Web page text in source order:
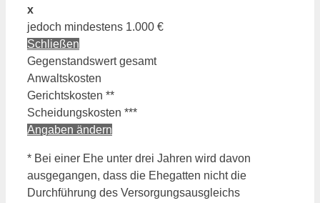
x
jedoch mindestens 1.000 €
Schließen
Gegenstandswert gesamt
Anwaltskosten
Gerichtskosten **
Scheidungs­kosten ***
Angaben ändern
* Bei einer Ehe unter drei Jahren wird davon
ausgegangen, dass die Ehegatten nicht die
Durchführung des Versorgungsausgleichs